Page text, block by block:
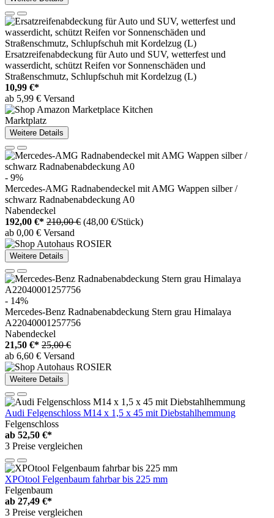
Ersatzreifenabdeckung für Auto und SUV, wetterfest und
wasserdicht, schützt Reifen vor Sonnenschäden und
Straßenschmutz, Schlupfschuh mit Kordelzug (L)
10,99 €*
ab 5,99 € Versand
Marktplatz
Weitere Details
- 9%
Mercedes-AMG Radnabendeckel mit AMG Wappen silber /
schwarz Radnabenabdeckung A0
Nabendeckel
192,00 €* 210,00 € (48,00 €/Stück)
ab 0,00 € Versand
Weitere Details
- 14%
Mercedes-Benz Radnabenabdeckung Stern grau Himalaya
A22040001257756
Nabendeckel
21,50 €* 25,00 €
ab 6,60 € Versand
Weitere Details
Audi Felgenschloss M14 x 1,5 x 45 mit Diebstahlhemmung
Felgenschloss
ab 52,50 €*
3 Preise vergleichen
XPOtool Felgenbaum fahrbar bis 225 mm
Felgenbaum
ab 27,49 €*
3 Preise vergleichen